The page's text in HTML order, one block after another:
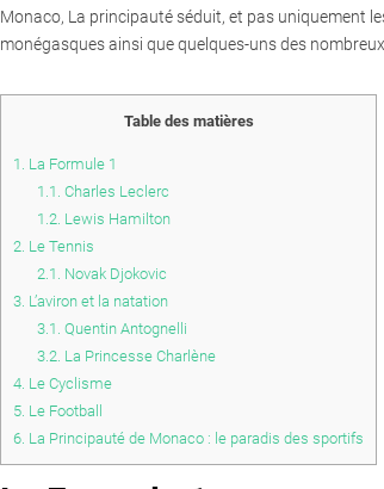
Monaco, La principauté séduit, et pas uniquement
monégasques ainsi que quelques-uns des
Table des matières
1. La Formule 1
1.1. Charles Leclerc
1.2. Lewis Hamilton
2. Le Tennis
2.1. Novak Djokovic
3. L’aviron et la natation
3.1. Quentin Antognelli
3.2. La Princesse Charlène
4. Le Cyclisme
5. Le Football
6. La Principauté de Monaco : le paradis des sportifs